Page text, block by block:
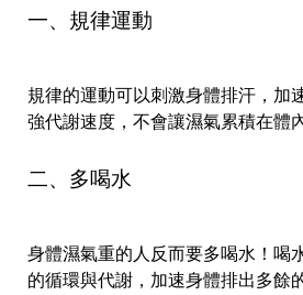
一、規律運動
規律的運動可以刺激身體排汗，加
強代謝速度，不會讓濕氣累積在體內
二、多喝水
身體濕氣重的人反而要多喝水！喝
的循環與代謝，加速身體排出多餘